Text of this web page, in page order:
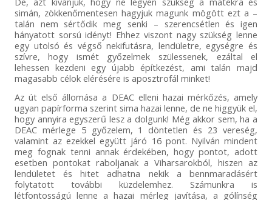
simán, zökkenőmentesen hagyjuk magunk mögött ezt a –
talán nem sértődik meg senki – szerencsétlen és igen
hányatott sorsú idényt! Ehhez viszont nagy szükség lenne
egy utolsó és végső nekifutásra, lendületre, egységre és
szívre, hogy ismét győzelmek szülessenek, ezáltal el
lehessen kezdeni egy újabb építkezést, ami talán majd
magasabb célok elérésére is aposztrofál minket!
Az út első állomása a DEAC elleni hazai mérkőzés, amely
ugyan papírforma szerint sima hazai lenne, de ne higgyük el,
hogy annyira egyszerű lesz a dolgunk! Még akkor sem, ha a
DEAC mérlege 5 győzelem, 1 döntetlen és 23 vereség,
valamint az ezekkel együtt járó 16 pont. Nyilván mindent
meg fognak tenni annak érdekében, hogy pontot, adott
esetben pontokat raboljanak a Viharsarokból, hiszen az
lendületet és hitet adhatna nekik a bennmaradásért
folytatott további küzdelemhez. Számunkra is
létfontosságú lenne a hazai mérleg javítása, a gólínség